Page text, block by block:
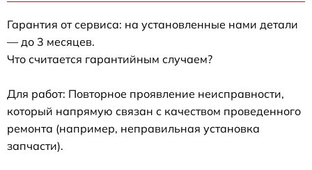
Гарантия от сервиса: на установленные нами детали
— до 3 месяцев.
Что считается гарантийным случаем?
Для работ: Повторное проявление неисправности,
который напрямую связан с качеством проведенного
ремонта (например, неправильная установка
запчасти).